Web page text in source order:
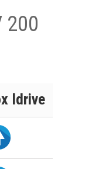
200
Idrive